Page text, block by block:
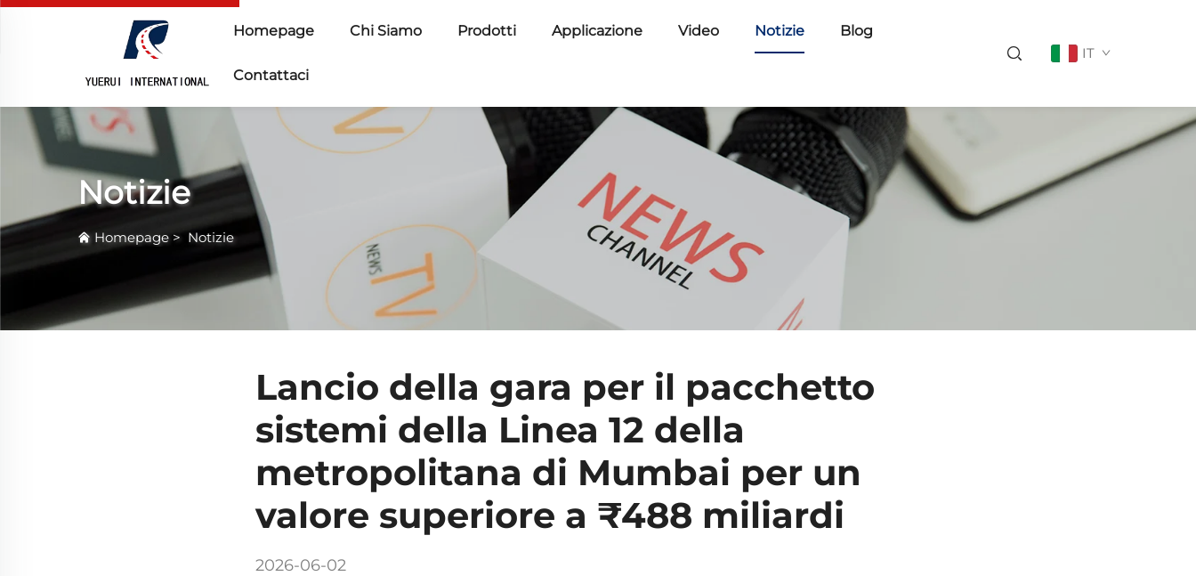
Homepage Chi Siamo Prodotti Applicazione Video Notizie Blog
Contattaci
IT
Notizie
Homepage > Notizie
Lancio della gara per il pacchetto
sistemi della Linea 12 della
metropolitana di Mumbai per un
valore superiore a ₹488 miliardi
2026-06-02